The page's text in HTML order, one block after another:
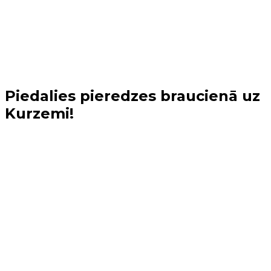
Piedalies pieredzes braucienā uz
Kurzemi!